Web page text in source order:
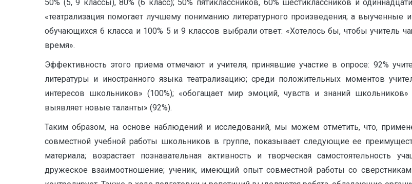
50% (5, 9 классы), 80% (6 класс); 50% пятиклассников, 60% шестиклассников и
«театрализация помогает лучшему пониманию литературного произведения; а выученные
обучающихся 6 класса и 100% 5 и 9 классов выбрали ответ: «Хотелось бы, чтобы учитель
время».
Эффективность этого приема отмечают и учителя, принявшие участие в опросе: 92%
литературы и иностранного языка театрализацию; среди положительных моментов
интересов школьников» (100%); «обогащает мир эмоций, чувств и знаний
выявляет новые таланты» (92%).
Таким образом, на основе наблюдений и исследований, мы можем отметить, что,
совместной учебной работы школьников в группе, показывает следующие ее
материала; возрастает познавательная активность и творческая самостоятельность
дружеское взаимоотношение; ученик, имеющий опыт совместной работы со